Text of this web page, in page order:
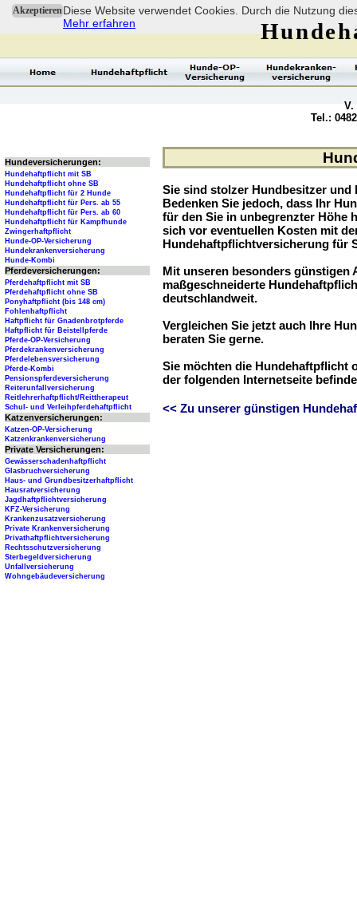
AkzeptierenDiese Website verwendet Cookies. Durch die Nutzung
Mehr erfahren
Sie sind stolzer Hundbesitzer und
Bedenken Sie jedoch, dass Ihr
für den Sie in unbegrenzter Höhe
sich vor eventuellen Kosten mit
Hundehaftpflichtversicherung für
Mit unseren besonders günstigen
maßgeschneiderte
deutschlandweit.
Vergleichen Sie jetzt auch Ihre
beraten Sie gerne.
Sie möchten die Hundehaftpflicht
der folgenden Internetseite
<< Zu unserer günstigen
V.
Tel.:
Hundeversicherungen:
Hundehaftpflicht mit SB
Hundehaftpflicht ohne SB
Hundehaftpflicht für 2 Hunde
Hundehaftpflicht für Pers. ab 55
Hundehaftpflicht für Pers. ab 60
Hundehaftpflicht für Kampfhunde
Zwingerhaftpflicht
Hunde-OP-Versicherung
Hundekrankenversicherung
Hunde-Kombi
Pferdeversicherungen:
Pferdehaftpflicht mit SB
Pferdehaftpflicht ohne SB
Ponyhaftpflicht (bis 148 cm)
Fohlenhaftpflicht
Haftpflicht für Gnadenbrotpferde
Haftpflicht für Beistellpferde
Pferde-OP-Versicherung
Pferdekrankenversicherung
Pferdelebensversicherung
Pferde-Kombi
Pensionspferdeversicherung
Reiterunfallversicherung
Reitlehrerhaftpflicht/Reittherapeut
Schul- und Verleihpferdehaftpflicht
Katzenversicherungen:
Katzen-OP-Versicherung
Katzenkrankenversicherung
Private Versicherungen:
Gewässerschadenhaftpflicht
Glasbruchversicherung
Haus- und Grundbesitzerhaftpflicht
Hausratversicherung
Jagdhaftpflichtversicherung
KFZ-Versicherung
Krankenzusatzversicherung
Private Krankenversicherung
Privathaftpflichtversicherung
Rechtsschutzversicherung
Sterbegeldversicherung
Unfallversicherung
Wohngebäudeversicherung